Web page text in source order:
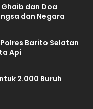
dan Doa
dan Negara
Barito Selatan
Api
2.000 Buruh